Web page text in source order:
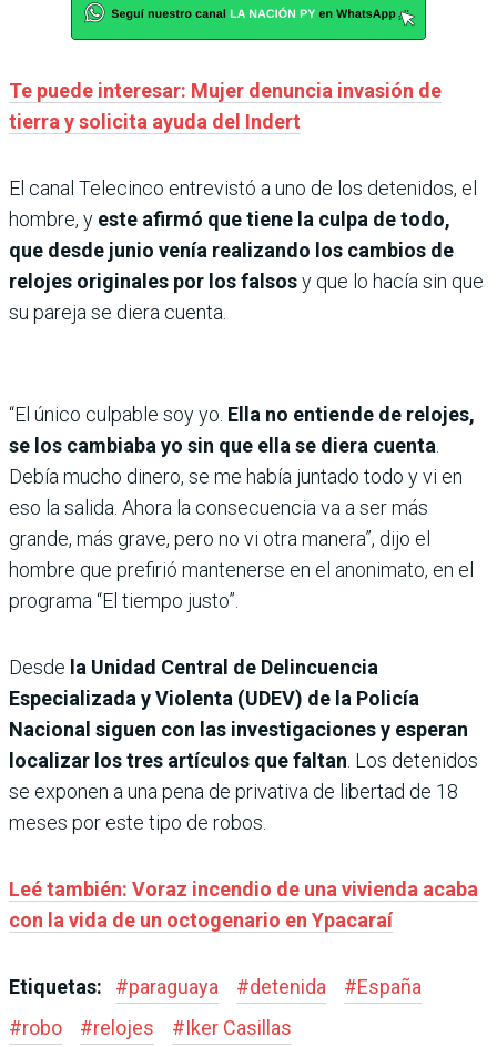
Te puede interesar: Mujer denuncia invasión de
tierra y solicita ayuda del Indert
El canal Telecinco entrevistó a uno de los detenidos, el
hombre, y este afirmó que tiene la culpa de todo,
que desde junio venía realizando los cambios de
relojes originales por los falsosy que lo hacía sin que
su pareja se diera cuenta.
“El único culpable soy yo. Ella no entiende de relojes,
se los cambiaba yo sin que ella se diera cuenta
Debía mucho dinero, se me había juntado todo y vi en
eso la salida. Ahora la consecuencia va a ser más
grande, más grave, pero no vi otra manera”, dijo el
hombre que prefirió mantenerse en el anonimato, en el
programa “El tiempo justo”.
Desde la Unidad Central de Delincuencia
Especializada y Violenta (UDEV) de la Policía
Nacional siguen con las investigaciones y esperan
localizar los tres artículos que faltan . Los detenidos
se exponen a una pena de privativa de libertad de 18
meses por este tipo de robos.
Leé también: Voraz incendio de una vivienda acaba
con la vida de un octogenario en Ypacaraí
Etiquetas: #paraguaya #detenida #España
#robo #relojes #Iker Casillas